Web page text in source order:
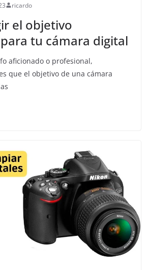
ricardo
el objetivo
tu cámara digital
aficionado o profesional,
que el objetivo de una cámara